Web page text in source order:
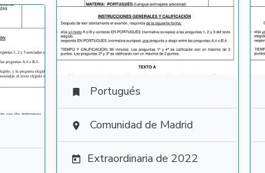
 Portugués
 Comunidad de Madrid
 Extraordinaria de 2022